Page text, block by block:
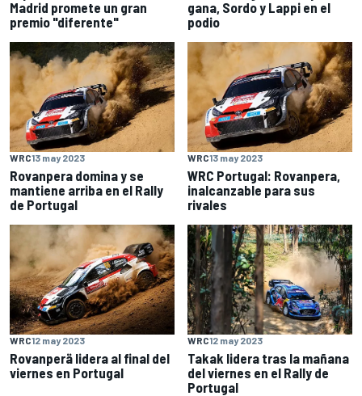
Madrid promete un gran
premio "diferente"
gana, Sordo y Lappi en el
podio
WRC13 may 2023
Rovanpera domina y se
mantiene arriba en el Rally
de Portugal
WRC13 may 2023
WRC Portugal: Rovanpera,
inalcanzable para sus
rivales
WRC12 may 2023
Rovanperä lidera al final del
viernes en Portugal
WRC12 may 2023
Takak lidera tras la mañana
del viernes en el Rally de
Portugal